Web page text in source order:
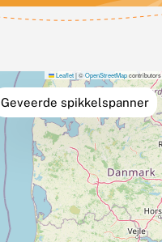
Geveerde spikkelspanner
Leaflet|©OpenStreetMapcontributors